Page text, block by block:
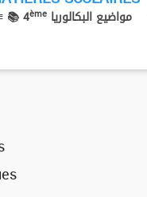
📚 4ème مواضيع البكالوريا